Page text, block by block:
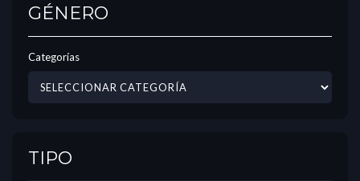
GÉNERO
Categorías
TIPO